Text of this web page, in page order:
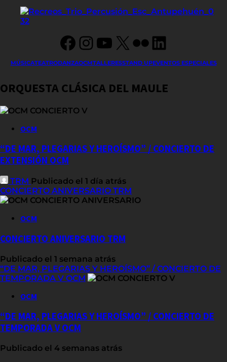
Facebook
Instagram
YouTube
X FlickrLinkedIn
MÚSICATEATRODANZAOCMTALLERESSTAND UPEVENTOS ESPECIALES
ORQUESTA CLÁSICA DEL MAULE
OCM
“DE MAR, PLEGARIAS Y HEROÍSMO” / CONCIERTO DE
EXTENSIÓN OCM
TRM Publicado el 1 día atrás
CONCIERTO ANIVERSARIO TRM
OCM
CONCIERTO ANIVERSARIO TRM
Publicado el 1 semana atrás
“DE MAR, PLEGARIAS Y HEROÍSMO” / CONCIERTO DE
TEMPORADA V OCM
OCM
“DE MAR, PLEGARIAS Y HEROÍSMO” / CONCIERTO DE
TEMPORADA V OCM
Publicado el 4 semanas atrás